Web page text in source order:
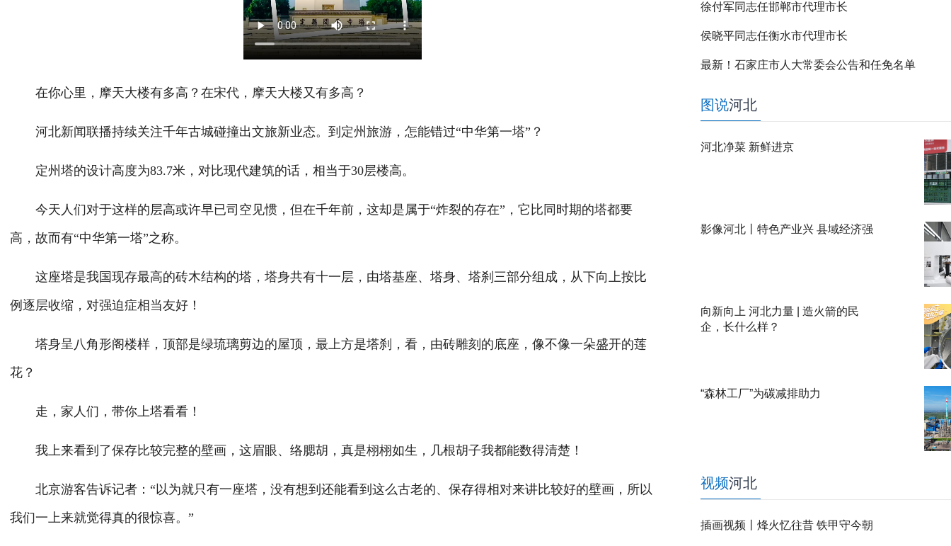
在你心里，摩天大楼有多高？在宋代，摩天大楼又有多高？
河北新闻联播持续关注千年古城碰撞出文旅新业态。到定州旅游，怎能错过“中华第一塔”？
定州塔的设计高度为83.7米，对比现代建筑的话，相当于30层楼高。
今天人们对于这样的层高或许早已司空见惯，但在千年前，这却是属于“炸裂的存在”，它比同时期的塔都要
高，故而有“中华第一塔”之称。
这座塔是我国现存最高的砖木结构的塔，塔身共有十一层，由塔基座、塔身、塔刹三部分组成，从下向上按比
例逐层收缩，对强迫症相当友好！
塔身呈八角形阁楼样，顶部是绿琉璃剪边的屋顶，最上方是塔刹，看，由砖雕刻的底座，像不像一朵盛开的莲
花？
走，家人们，带你上塔看看！
我上来看到了保存比较完整的壁画，这眉眼、络腮胡，真是栩栩如生，几根胡子我都能数得清楚！
北京游客告诉记者：“以为就只有一座塔，没有想到还能看到这么古老的、保存得相对来讲比较好的壁画，所以
我们一上来就觉得真的很惊喜。”
徐付军同志任邯郸市代理市长
侯晓平同志任衡水市代理市长
最新！石家庄市人大常委会公告和任免名单
图说河北
河北净菜 新鲜进京
影像河北丨特色产业兴 县域经济强
向新向上 河北力量 | 造火箭的民
企，长什么样？
“森林工厂”为碳减排助力
视频河北
插画视频丨烽火忆往昔 铁甲守今朝